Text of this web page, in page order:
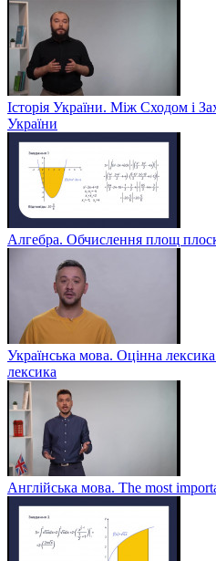
Історія України. Між Сходом і
України
Алгебра. Обчислення площ
Українська мова. Оцінна
лексика
Англійська мова. The most